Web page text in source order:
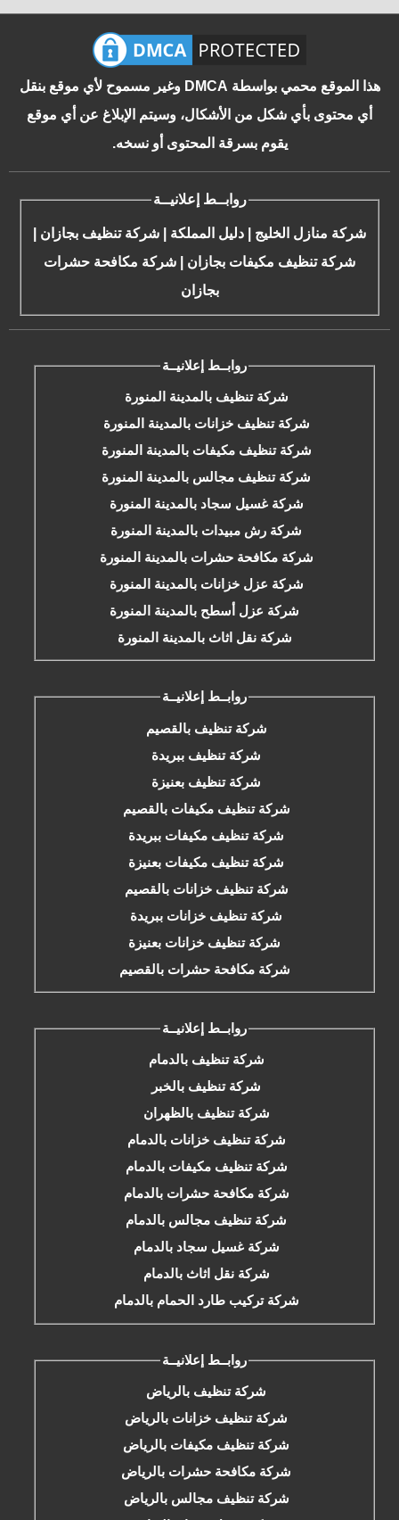
هذا الموقع محمي بواسطة DMCA وغير مسموح لأي موقع بنقل
أي محتوى بأي شكل من الأشكال، وسيتم الإبلاغ عن أي موقع
يقوم بسرقة المحتوى أو نسخه.
روابــط إعلانيــة
شركة منازل الخليج دليل المملكة شركة تنظيف بجازان
شركة تنظيف مكيفات بجازان
شركة مكافحة حشرات
بجازان
روابــط إعلانيــة
شركة تنظيف بالمدينة المنورة
شركة تنظيف خزانات بالمدينة المنورة
شركة تنظيف مكيفات بالمدينة المنورة
شركة تنظيف مجالس بالمدينة المنورة
شركة غسيل سجاد بالمدينة المنورة
شركة رش مبيدات بالمدينة المنورة
شركة مكافحة حشرات بالمدينة المنورة
شركة عزل خزانات بالمدينة المنورة
شركة عزل أسطح بالمدينة المنورة
شركة نقل اثاث بالمدينة المنورة
روابــط إعلانيــة
شركة تنظيف بالقصيم
شركة تنظيف ببريدة
شركة تنظيف بعنيزة
شركة تنظيف مكيفات بالقصيم
شركة تنظيف مكيفات ببريدة
شركة تنظيف مكيفات بعنيزة
شركة تنظيف خزانات بالقصيم
شركة تنظيف خزانات ببريدة
شركة تنظيف خزانات بعنيزة
شركة مكافحة حشرات بالقصيم
روابــط إعلانيــة
شركة تنظيف بالدمام
شركة تنظيف بالخبر
شركة تنظيف بالظهران
شركة تنظيف خزانات بالدمام
شركة تنظيف مكيفات بالدمام
شركة مكافحة حشرات بالدمام
شركة تنظيف مجالس بالدمام
شركة غسيل سجاد بالدمام
شركة نقل اثاث بالدمام
شركة تركيب طارد الحمام بالدمام
روابــط إعلانيــة
شركة تنظيف بالرياض
شركة تنظيف خزانات بالرياض
شركة تنظيف مكيفات بالرياض
شركة مكافحة حشرات بالرياض
شركة تنظيف مجالس بالرياض